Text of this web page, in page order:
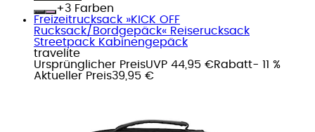
+
Farben
Freizeitrucksack »KICK OFF
Rucksack/Bordgepäck« Reiserucksack
Streetpack Kabinengepäck
travelite
Ursprünglicher PreisUVP 44,95 €Rabatt- 11 %
Aktueller Preis39,95 €